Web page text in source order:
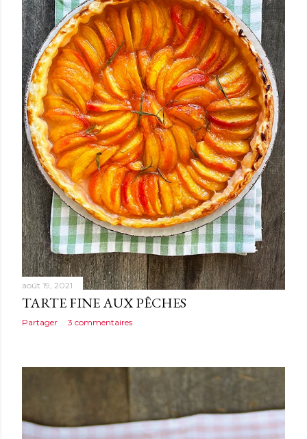
août 19, 2021
TARTE FINE AUX PÊCHES
Partager 3 commentaires